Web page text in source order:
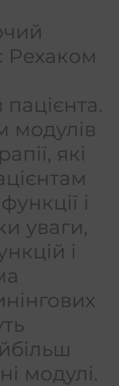
Рехаком
модулів
які
і
уваги,
і
модулі.